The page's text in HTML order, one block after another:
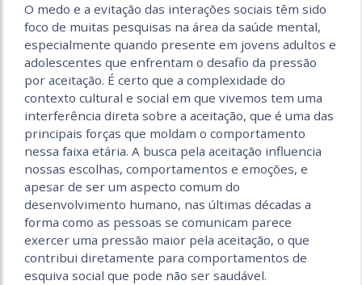
O medo e a evitação das interações sociais têm sido
foco de muitas pesquisas na área da saúde mental,
especialmente quando presente em jovens adultos e
adolescentes que enfrentam o desafio da pressão
por aceitação. É certo que a complexidade do
contexto cultural e social em que vivemos tem uma
interferência direta sobre a aceitação, que é uma das
principais forças que moldam o comportamento
nessa faixa etária. A busca pela aceitação influencia
nossas escolhas, comportamentos e emoções, e
apesar de ser um aspecto comum do
desenvolvimento humano, nas últimas décadas a
forma como as pessoas se comunicam parece
exercer uma pressão maior pela aceitação, o que
contribui diretamente para comportamentos de
esquiva social que pode não ser saudável.